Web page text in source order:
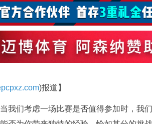
)报道】
我们考虑一场比赛是否值得参加时，我